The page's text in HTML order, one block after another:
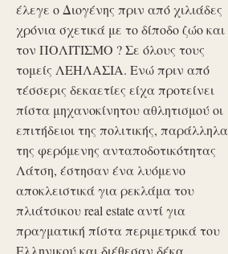
έλεγε ο Διογένης πριν από χιλιάδες
χρόνια σχετικά με το δίποδο ζώο και
τον ΠΟΛΙΤΙΣΜΟ ? Σε όλους τους
τομείς ΛΕΗΛΑΣΙΑ. Ενώ πριν από
τέσσερις δεκαετίες είχα προτείνει
πίστα μηχανοκίνητου αθλητισμού οι
επιτήδειοι της πολιτικής, παράλληλα
της φερόμενης ανταποδοτικότητας
Λάτση, έστησαν ένα λυόμενο
αποκλειστικά για ρεκλάμα του
πλιάτσικου real estate αντί για
πραγματική πίστα περιμετρικά του
Ελληνικού και διέθεσαν δέκα